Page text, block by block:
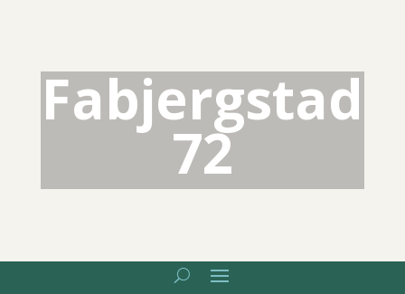
Fabjergstad
72